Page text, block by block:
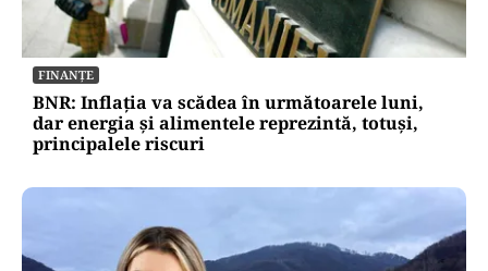
FINANȚE
BNR: Inflația va scădea în următoarele luni,
dar energia și alimentele reprezintă, totuși,
principalele riscuri